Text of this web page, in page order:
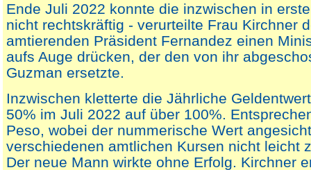
Ende Juli 2022 konnte die inzwischen in
nicht rechtskräftig - verurteilte Frau Kirchner
amtierenden Präsident Fernandez einen
aufs Auge drücken, der den von ihr
Guzman ersetzte.
Inzwischen kletterte die Jährliche
50% im Juli 2022 auf über 100%.
Peso, wobei der nummerische Wert
verschiedenen amtlichen Kursen nicht leicht
Der neue Mann wirkte ohne Erfolg. Kirchner